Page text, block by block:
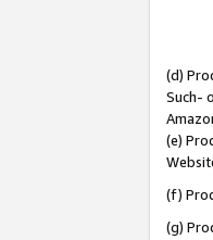
(d)
Such-
(e)
(f)
(g)